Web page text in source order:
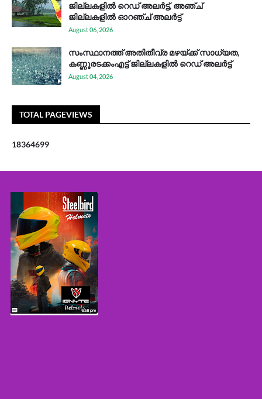
ജില്ലകളിൽ റെഡ് അലർട്ട്, അഞ്ച്
ജില്ലകളിൽ ഓറഞ്ച് അലർട്ട്
August 06, 2026
സം​സ്ഥാ​ന​ത്ത് അ​തി​തീ​വ്ര മ​ഴ​യ്ക്ക് സാ​ധ്യ​ത,
കണ്ണൂരടക്കംഎ​ട്ട് ജി​ല്ല​ക​ളി​ൽ റെ​ഡ് അ​ലർ​ട്ട്
August 04, 2026
TOTAL PAGEVIEWS
18364699